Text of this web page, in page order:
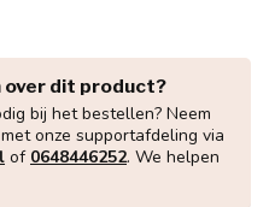
over dit product?
bij het bestellen? Neem
onze supportafdeling via
of 0648446252. We helpen